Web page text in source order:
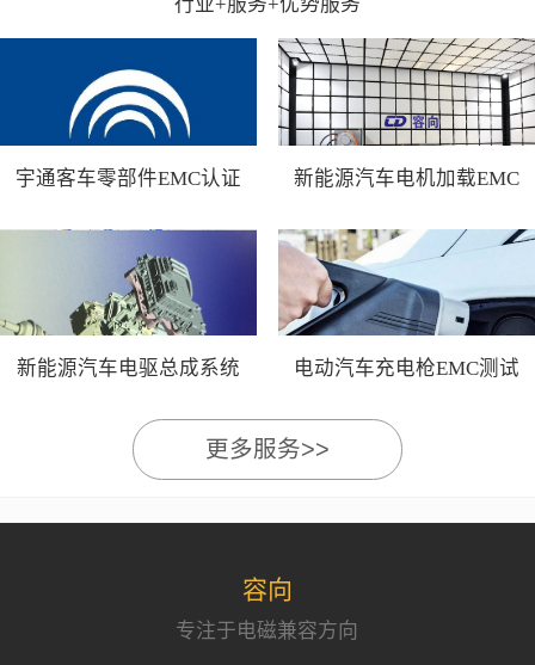
宇通客车零部件EMC认证
新能源汽车电机加载EMC
新能源汽车电驱总成系统
电动汽车充电枪EMC测试
更多服务>>
容向
专注于电磁兼容方向